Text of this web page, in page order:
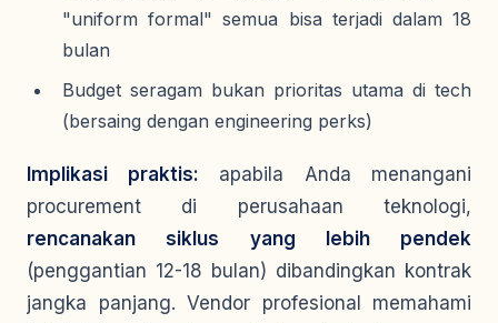
"uniform formal" semua bisa terjadi dalam 18
bulan
Budget seragam bukan prioritas utama di tech
(bersaing dengan engineering perks)
Implikasi praktis: apabila Anda menangani
procurement di perusahaan teknologi,
rencanakan siklus yang lebih pendek
(penggantian 12-18 bulan) dibandingkan kontrak
jangka panjang. Vendor profesional memahami